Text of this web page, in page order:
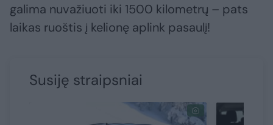
galima nuvažiuoti iki 1500 kilometrų – pats
laikas ruoštis į kelionę aplink pasaulį!
Susiję straipsniai